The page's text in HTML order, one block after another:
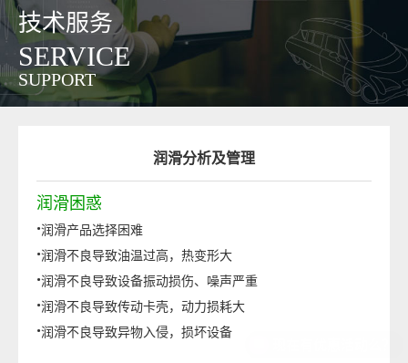
技术服务
SERVICE
SUPPORT
润滑分析及管理
润滑困惑
·润滑产品选择困难
·润滑不良导致油温过高，热变形大
·润滑不良导致设备振动损伤、噪声严重
·润滑不良导致传动卡壳，动力损耗大
·润滑不良导致异物入侵，损坏设备